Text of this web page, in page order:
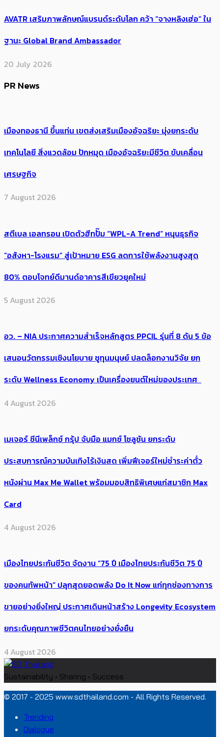
AVATR เสริมภาพลักษณ์แบรนด์ระดับโลก คว้า “จางหลิงเฮ่อ” ใน
ฐานะ Global Brand Ambassador
20 July 2026
PR News
เมืองทองธานี ขึ้นแท่น เขตส่งเสริมเมืองอัจฉริยะ มุ่งยกระดับ
เทคโนโลยี สิ่งแวดล้อม ปักหมุด เมืองอัจฉริยะมีชีวิต ขับเคลื่อน
เศรษฐกิจ
7 August 2026
สตีเบล เอลทรอน เปิดตัวฮีทปั๊ม “WPL-A Trend” หนุนธุรกิจ
“อสังหา-โรงแรม” สู่เป้าหมาย ESG ลดการใช้พลังงานสูงสุด
80% ตอบโจทย์ดีมานด์อาคารสีเขียวยุคใหม่
5 August 2026
อว. – NIA ประกาศความสำเร็จหลักสูตร PPCIL รุ่นที่ 8 ดัน 5 ข้อ
เสนอนวัตกรรมเชิงนโยบาย ชูทุนมนุษย์ ปลดล็อกงานวิจัย ยก
ระดับ Wellness Economy เป็นเครื่องยนต์ใหม่ของประเทศ
4 August 2026
เมเจอร์ ซีนีเพล็กซ์ กรุ้ป จับมือ แมกซ์ โซลูชัน ยกระดับ
ประสบการณ์ความบันเทิงไร้เงินสด เพิ่มฟีเจอร์ใหม่ชำระค่าตั๋ว
หนังผ่าน Max Me Wallet พร้อมมอบสิทธิพิเศษแก่สมาชิก Max
Card
4 August 2026
เมืองไทยประกันชีวิต จัดงาน “75 ปี เมืองไทยประกันชีวิต 75 ปี
ของคนทัพหน้า” ปลุกสุดยอดพลัง Do It Now แก่ทุกช่องทางการ
ขายอย่างยิ่งใหญ่ ประกาศเดินหน้าสร้าง Longevity Ecosystem
ยกระดับคุณภาพชีวิตคนไทยอย่างยั่งยืน
4 August 2026
Sustainability • Sharing • Success
© 2017 - 2025 www.sdthailand.com - All Rights Reserved.
Trending
Dialogue